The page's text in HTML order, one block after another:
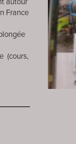
autour
France
(cours,